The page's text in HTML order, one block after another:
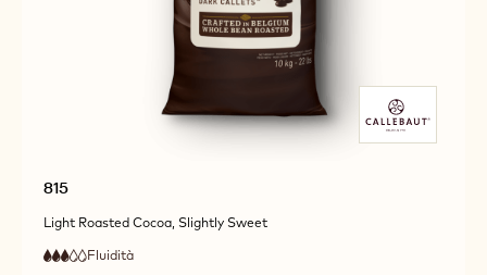
815
Light Roasted Cocoa, Slightly Sweet
3 Fluidità